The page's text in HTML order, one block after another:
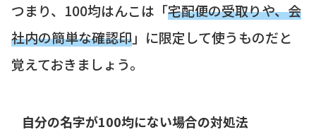
つまり、100均はんこは「宅配便の受取りや、会
社内の簡単な確認印」に限定して使うものだと
覚えておきましょう。
自分の名字が100均にない場合の対処法